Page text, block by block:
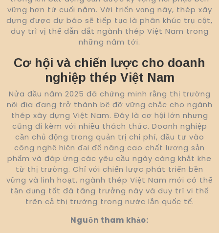
vững hơn từ cuối năm. Với triển vọng này, thép xây
dựng được dự báo sẽ tiếp tục là phân khúc trụ cột,
duy trì vị thế dẫn dắt ngành thép Việt Nam trong
những năm tới.
Cơ hội và chiến lược cho doanh
nghiệp thép Việt Nam
Nửa đầu năm 2025 đã chứng minh rằng thị trường
nội địa đang trở thành bệ đỡ vững chắc cho ngành
thép xây dựng Việt Nam. Đây là cơ hội lớn nhưng
cũng đi kèm với nhiều thách thức. Doanh nghiệp
cần chủ động trong quản trị chi phí, đầu tư vào
công nghệ hiện đại để nâng cao chất lượng sản
phẩm và đáp ứng các yêu cầu ngày càng khắt khe
từ thị trường. Chỉ với chiến lược phát triển bền
vững và linh hoạt, ngành thép Việt Nam mới có thể
tận dụng tốt đà tăng trưởng này và duy trì vị thế
trên cả thị trường trong nước lẫn quốc tế.
Nguồn tham khảo: